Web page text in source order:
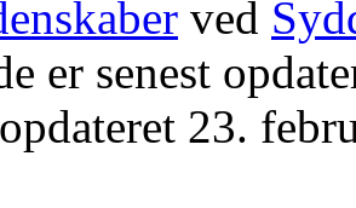
ved
er senest
23.